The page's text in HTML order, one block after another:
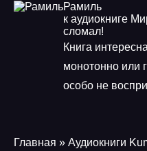
Рамиль
к аудиокниге
сломал!
Книга
монотонно или
особо не
Главная » Аудиокниги